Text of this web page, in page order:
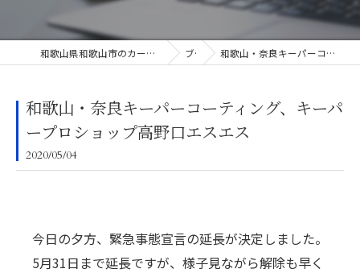
和歌山県和歌山市のカーコーティングならキーパープロショップ高野口SS ブログ 和歌山・奈良キーパーコーティング、キーパープロショップ高野口エスエス
和歌山・奈良キーパーコーティング、キーパ
ープロショップ高野口エスエス
2020/05/04
今日の夕方、緊急事態宣言の延長が決定しました。
5月31日まで延長ですが、様子見ながら解除も早く